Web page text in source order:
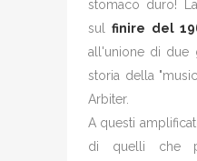
stomaco duro!
sulfinire del
all'unione di due
storia della
Arbiter.
A questi
di quelli che